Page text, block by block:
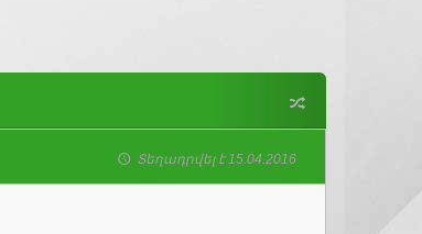
Տեղադրվել է 15.04.2016